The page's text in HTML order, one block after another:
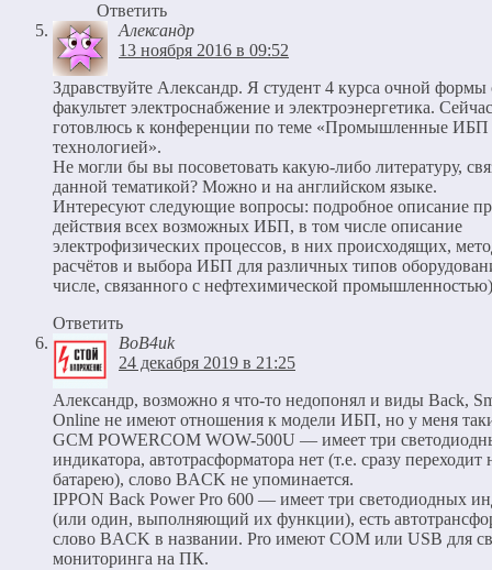
Ответить
Александр
13 ноября 2016 в 09:52
Здравствуйте Александр. Я студент 4 курса очной формы
факультет электроснабжение и электроэнергетика. Сейчас
готовлюсь к конференции по теме «Промышленные ИБП
технологией».
Не могли бы вы посоветовать какую-либо литературу,
данной тематикой? Можно и на английском языке.
Интересуют следующие вопросы: подробное описание
действия всех возможных ИБП, в том числе описание
электрофизических процессов, в них происходящих,
расчётов и выбора ИБП для различных типов
числе, связанного с нефтехимической
Ответить
BoB4uk
24 декабря 2019 в 21:25
Александр, возможно я что-то недопонял и виды Back,
Online не имеют отношения к модели ИБП, но у меня
GCM POWERCOM WOW-500U — имеет три
индикатора, автотрасформатора нет (т.е. сразу переходит
батарею), слово BACK не упоминается.
IPPON Back Power Pro 600 — имеет три светодиодных
(или один, выполняющий их функции), есть
слово BACK в названии. Pro имеют COM или USB для
мониторинга на ПК.